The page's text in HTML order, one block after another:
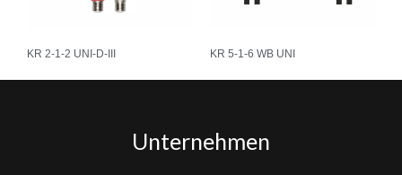
KR 2-1-2 UNI-D-III KR 5-1-6 WB UNI
Unternehmen